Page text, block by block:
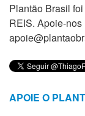
Plantão Brasil
REIS. Apoie-
APOIE O